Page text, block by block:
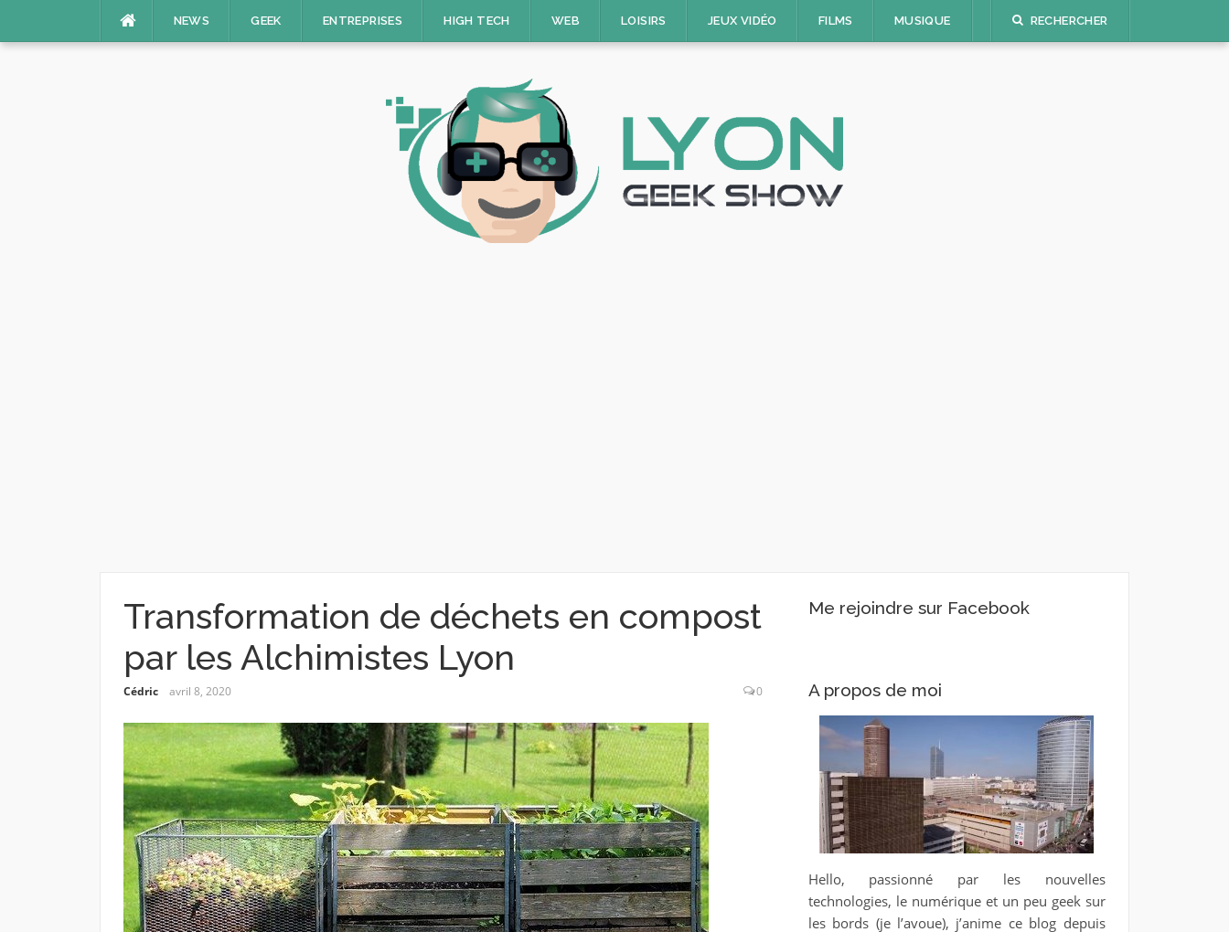
NEWS GEEK ENTREPRISES HIGH TECH WEB LOISIRS JEUX VIDÉO FILMS MUSIQUE RECHERCHER
Transformation de déchets en compost
par les Alchimistes Lyon
Cédric avril 8, 2020 0
Me rejoindre sur Facebook
A propos de moi
Hello, passionné par les nouvelles
technologies, le numérique et un peu geek sur
les bords (je l’avoue), j’anime ce blog depuis